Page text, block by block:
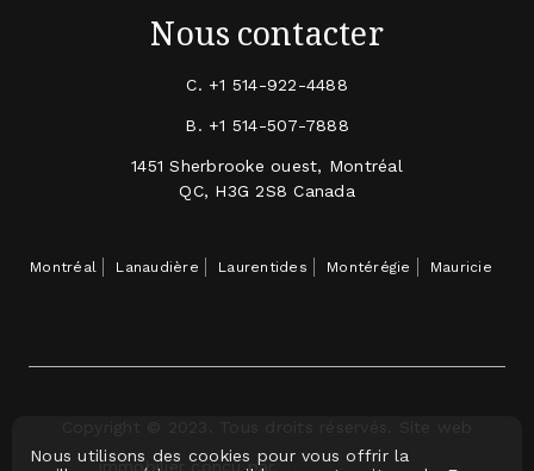
Nous contacter
C. +1 514-922-4488
B. +1 514-507-7888
1451 Sherbrooke ouest, Montréal
QC, H3G 2S8 Canada
Montréal Lanaudière Laurentides Montérégie Mauricie
immobilier conçu par
Nous utilisons des cookies pour vous offrir la